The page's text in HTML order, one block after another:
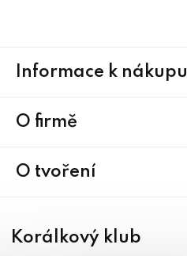
Informace k nákupu
O firmě
O tvoření
Korálkový klub